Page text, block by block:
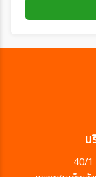
บ
40/1